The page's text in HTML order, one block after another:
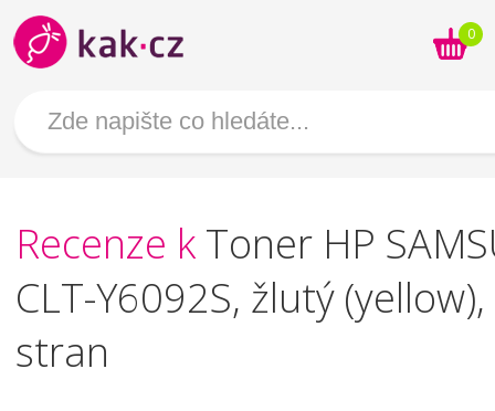
0
Recenze k Toner HP
CLT-Y6092S, žlutý
stran